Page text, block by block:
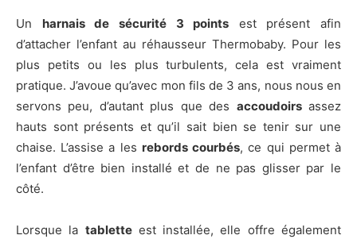
Un harnais de sécurité 3 points est présent afin
d’attacher l’enfant au réhausseur Thermobaby. Pour les
plus petits ou les plus turbulents, cela est vraiment
pratique. J’avoue qu’avec mon fils de 3 ans, nous nous en
servons peu, d’autant plus que des accoudoirsassez
hauts sont présents et qu’il sait bien se tenir sur une
chaise. L’assise a les rebords courbés, ce qui permet à
l’enfant d’être bien installé et de ne pas glisser par le
côté.
Lorsque la tabletteest installée, elle offre également